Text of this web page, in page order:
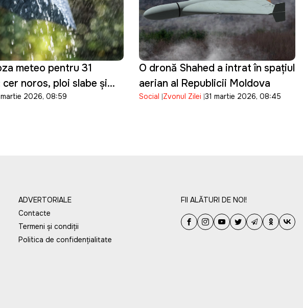
meteo pentru 31
noros, ploi slabe și
moderate în toată
martie 2026, 08:59
O dronă Shahed a intrat în spațiul
aerian al Republicii Moldova
Social Zvonul Zilei 31 martie 2026, 08:45
ADVERTORIALE
Contacte
Termeni și condiții
Politica de confidențialitate
FII ALĂTURI DE NOI!